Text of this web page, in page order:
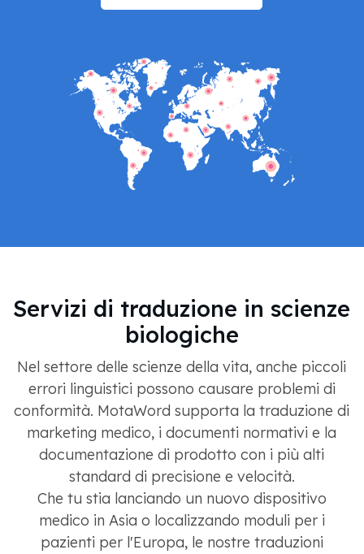
Servizi di traduzione in scienze
biologiche
Nel settore delle scienze della vita, anche piccoli
errori linguistici possono causare problemi di
conformità. MotaWord supporta la traduzione di
marketing medico, i documenti normativi e la
documentazione di prodotto con i più alti
standard di precisione e velocità.
Che tu stia lanciando un nuovo dispositivo
medico in Asia o localizzando moduli per i
pazienti per l'Europa, le nostre traduzioni